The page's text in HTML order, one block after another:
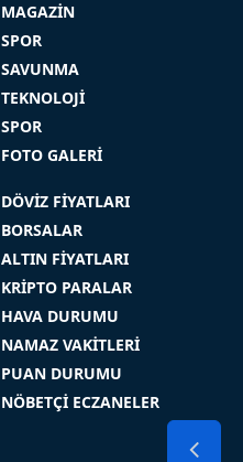
MAGAZİN
SPOR
SAVUNMA
TEKNOLOJİ
SPOR
FOTO GALERİ
DÖVİZ FİYATLARI
BORSALAR
ALTIN FİYATLARI
KRİPTO PARALAR
HAVA DURUMU
NAMAZ VAKİTLERİ
PUAN DURUMU
NÖBETÇİ ECZANELER